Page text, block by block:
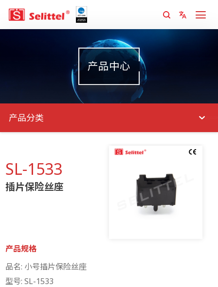
产品中心
产品分类
SL-1533
插片保险丝座
产品规格
品名: 小号插片保险丝座
型号: SL-1533